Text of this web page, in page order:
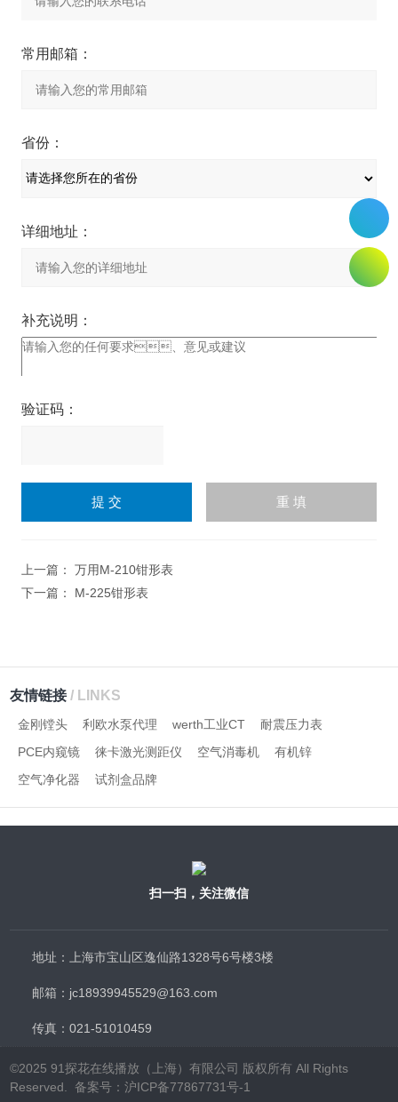
常用邮箱：
省份：
详细地址：
补充说明：
验证码：
上一篇： 万用M-210钳形表
下一篇： M-225钳形表
友情链接/ LINKS
金刚镗头 利欧水泵代理 werth工业CT
耐震压力表
PCE内窥镜
徕卡激光测距仪 空气消毒机
有机锌
空气净化器
试剂盒品牌
扫一扫，关注微信
地址：上海市宝山区逸仙路1328号6号楼3楼
邮箱：jc18939945529@163.com
传真：021-51010459
©2025 91探花在线播放（上海）有限公司 版权所有 All Rights
Reserved. 备案号：沪ICP备77867731号-1